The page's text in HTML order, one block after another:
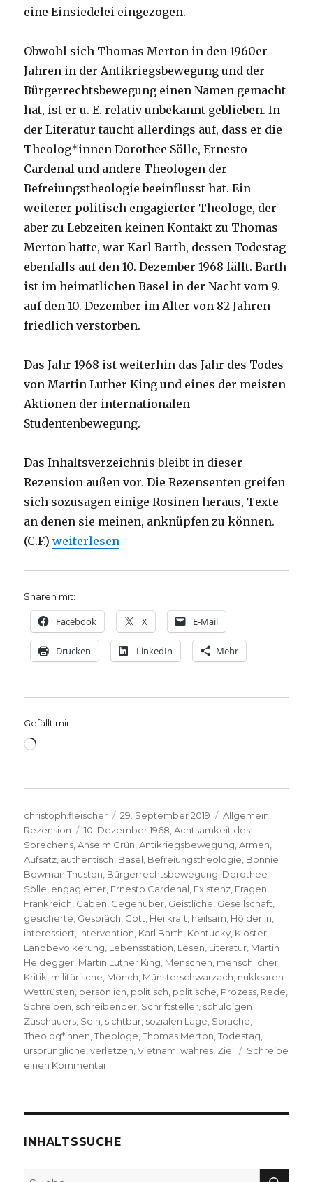
eine Einsiedelei eingezogen.
Obwohl sich Thomas Merton in den 1960er
Jahren in der Antikriegsbewegung und der
Bürgerrechtsbewegung einen Namen gemacht
hat, ist er u. E. relativ unbekannt geblieben. In
der Literatur taucht allerdings auf, dass er die
Theolog*innen Dorothee Sölle, Ernesto
Cardenal und andere Theologen der
Befreiungstheologie beeinflusst hat. Ein
weiterer politisch engagierter Theologe, der
aber zu Lebzeiten keinen Kontakt zu Thomas
Merton hatte, war Karl Barth, dessen Todestag
ebenfalls auf den 10. Dezember 1968 fällt. Barth
ist im heimatlichen Basel in der Nacht vom 9.
auf den 10. Dezember im Alter von 82 Jahren
friedlich verstorben.
Das Jahr 1968 ist weiterhin das Jahr des Todes
von Martin Luther King und eines der meisten
Aktionen der internationalen
Studentenbewegung.
Das Inhaltsverzeichnis bleibt in dieser
Rezension außen vor. Die Rezensenten greifen
sich sozusagen einige Rosinen heraus, Texte
an denen sie meinen, anknüpfen zu können.
(C.F.)„Im Abstand von der Welt sich für die Welt
weiterlesen
Sharen mit:
Facebook X E-Mail
Drucken LinkedIn Mehr
Gefällt mir:
Wird
Autor
christoph.fleischer
Veröffentlicht
am
29. September 2019 Kategorien
Allgemein
Rezension
Schlagwörter
10. Dezember 1968 ,Achtsamkeit des
Sprechens ,Anselm Grün ,Antikriegsbewegung ,Armen
Aufsatz authentisch Basel Befreiungstheologie Bonnie
Bowman Thuston Bürgerrechtsbewegung Dorothee
Sölle engagierter Ernesto Cardenal Existenz Fragen
Frankreich Gaben Gegenüber Geistliche Gesellschaft
gesicherte Gespräch Gott Heilkraft heilsam Hölderlin
interessiert Intervention Karl Barth Kentucky Klöster
Landbevölkerung Lebensstation Lesen Literatur Martin
Heidegger Martin Luther King Menschen menschlicher
Kritik militärische Mönch Münsterschwarzach nuklearen
Wettrüsten persönlich politisch politische Prozess Rede
Schreiben schreibender Schriftsteller schuldigen
Zuschauers Sein sichtbar sozialen Lage Sprache
Theolog*innen ,Theologe ,Thomas Merton ,Todestag
ursprüngliche ,verletzen ,Vietnam ,wahres Ziel
Schreibe
einen Kommentarzu
Welt
für
INHALTSSUCHE
Suche